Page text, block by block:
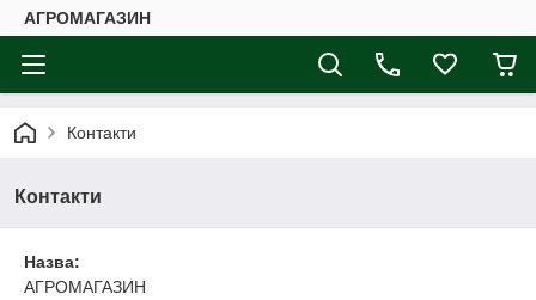
АГРОМАГАЗИН
Контакти
Контакти
Назва:
АГРОМАГАЗИН